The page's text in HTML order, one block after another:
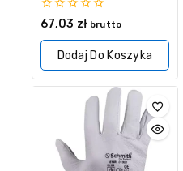
0
5
67,03 zł brutto
Dodaj Do Koszyka